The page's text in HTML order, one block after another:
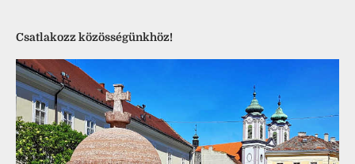
Csatlakozz közösségünkhöz!